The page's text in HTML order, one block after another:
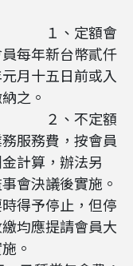
定額會
每年新台幣貳仟
月十五日前或入
之。
不定額
服務費，按會員
計算，辦法另
會決議後實施。
得予停止，但停
均應提請會員大
。